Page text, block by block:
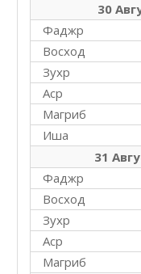
30
Фаджр
Восход
Зухр
Аср
Магриб
Иша
31
Фаджр
Восход
Зухр
Аср
Магриб